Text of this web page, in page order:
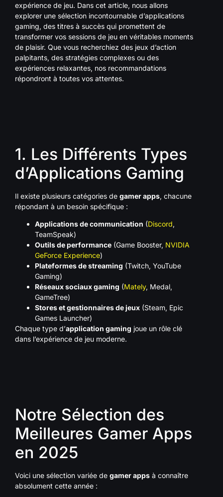
expérience de jeu. Dans cet article, nous allons
explorer une sélection incontournable d’applications
gaming, des titres à succès qui promettent de
transformer vos sessions de jeu en véritables moments
de plaisir. Que vous recherchiez des jeux d’action
palpitants, des stratégies complexes ou des
expériences relaxantes, nos recommandations
répondront à toutes vos attentes.
1. Les Différents Types
d’Applications Gaming
Il existe plusieurs catégories de gamer apps, chacune
répondant à un besoin spécifique :
Applications de communication (Discord,
TeamSpeak)
Outils de performance (Game Booster, NVIDIA
GeForce Experience)
Plateformes de streaming (Twitch, YouTube
Gaming)
Réseaux sociaux gaming (Mately, Medal,
GameTree)
Stores et gestionnaires de jeux (Steam, Epic
Games Launcher)
Chaque type d’application gaming joue un rôle clé
dans l’expérience de jeu moderne.
Notre Sélection des
Meilleures Gamer Apps
en 2025
Voici une sélection variée de gamer apps à connaître
absolument cette année :